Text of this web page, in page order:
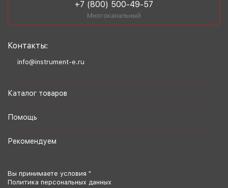
+7 (800) 500-49-57
Многоканальный
Контакты:
info@instrument-e.ru
Каталог товаров
Помощь
Рекомендуем
Вы принимаете условия "
Политика персональных данных